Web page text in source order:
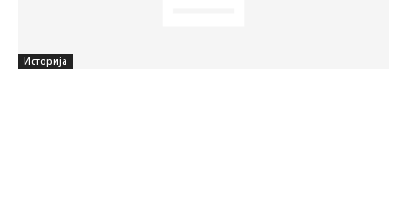
Историја